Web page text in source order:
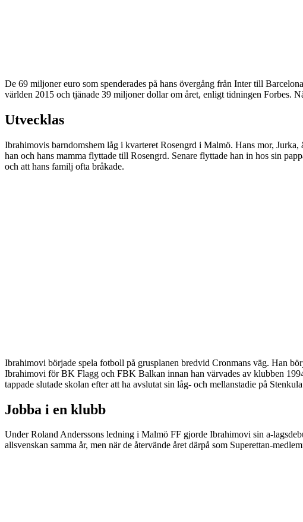
De 69 miljoner euro som spenderades på hans övergång från Inter till
världen 2015 och tjänade 39 miljoner dollar om året, enligt tidningen Forbes.
Utvecklas
Ibrahimovis barndomshem låg i kvarteret Rosengrd i Malmö. Hans mor,
han och hans mamma flyttade till Rosengrd. Senare flyttade han in hos sin
och att hans familj ofta bråkade.
Ibrahimovi började spela fotboll på grusplanen bredvid Cronmans väg. Han
Ibrahimovi för BK Flagg och FBK Balkan innan han värvades av klubben
tappade slutade skolan efter att ha avslutat sin låg- och mellanstadie på
Jobba i en klubb
Under Roland Anderssons ledning i Malmö FF gjorde Ibrahimovi sin a-
allsvenskan samma år, men när de återvände året därpå som Superettan-